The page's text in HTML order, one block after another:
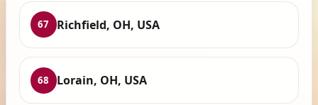
67 Richfield, OH, USA
68 Lorain, OH, USA